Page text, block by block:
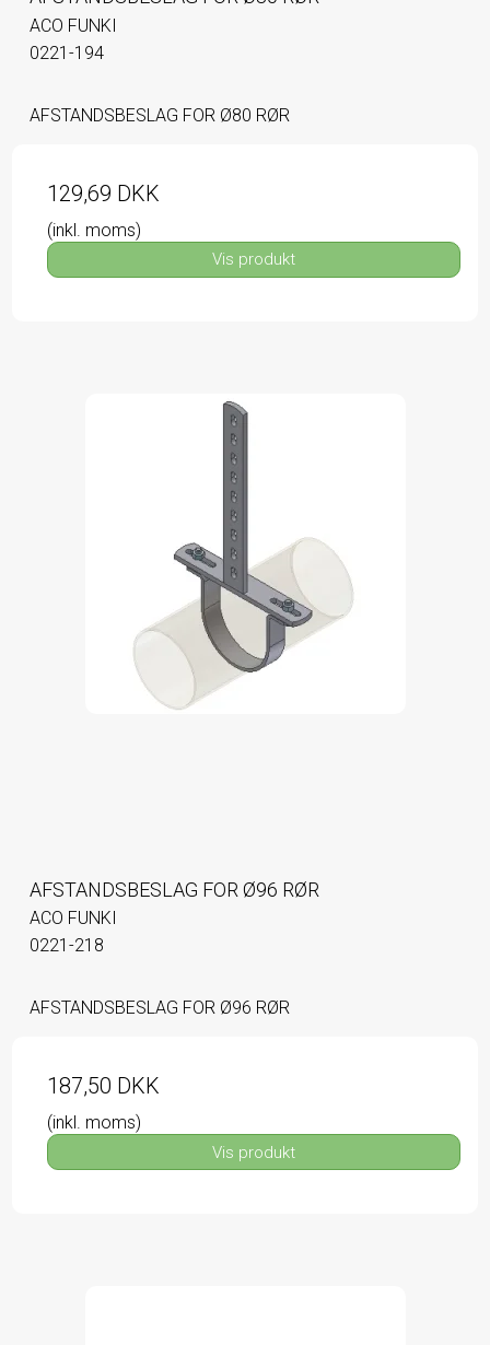
ACO FUNKI
0221-194
AFSTANDSBESLAG FOR Ø80 RØR
129,69 DKK
(inkl. moms)
Vis produkt
AFSTANDSBESLAG FOR Ø96 RØR
ACO FUNKI
0221-218
AFSTANDSBESLAG FOR Ø96 RØR
187,50 DKK
(inkl. moms)
Vis produkt